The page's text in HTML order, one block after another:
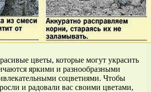
цветы, которые могут украсить
яркими и разнообразными
соцветиями. Чтобы
и радовали вас своими цветами,